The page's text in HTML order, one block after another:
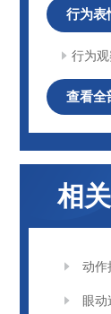
行为表
行为
查看全
相
眼动